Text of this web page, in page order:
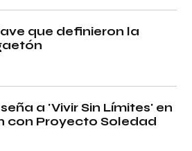
que definieron la
a 'Vivir Sin Límites' en
con Proyecto Soledad